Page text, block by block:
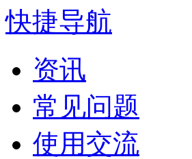
快捷导航
资讯
常见问题
使用交流